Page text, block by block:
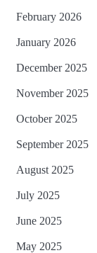
February 2026
January 2026
December 2025
November 2025
October 2025
September 2025
August 2025
July 2025
June 2025
May 2025